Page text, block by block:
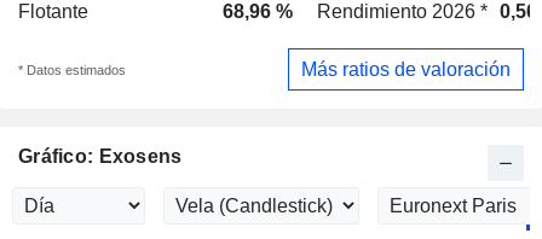
Flotante
68,96 % Rendimiento 2026 * 0,56
* Datos estimados Más ratios de valoración
Gráfico: Exosens